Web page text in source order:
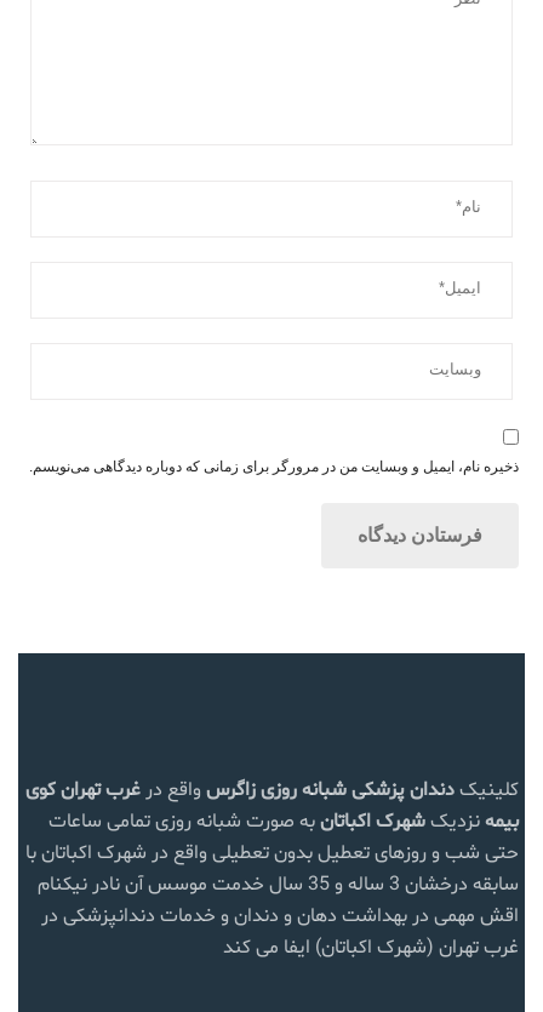
ذخیره نام، ایمیل و وبسایت من در مرورگر برای زمانی که دوباره دیدگاهی می‌نویسم.
کلینیکدندان پزشکی شبانه روزی زاگرس واقع در غرب تهرانکوی
بیمهنزدیکشهرک اکباتانبه صورت شبانه روزی تمامی ساعات
حتی شب و روزهای تعطیل بدون تعطیلی واقع در شهرک اکباتان با
سابقه درخشان 3 ساله و 35 سال خدمت موسس آن نادر نیکنام
اقش مهمی در بهداشت دهان و دندان و خدمات دندانپزشکی در
غرب تهران (شهرک اکباتان) ایفا می کند